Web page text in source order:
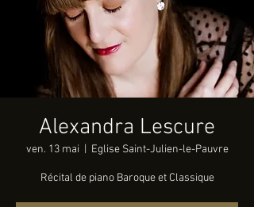
Alexandra Lescure
ven. 13 mai Eglise Saint-Julien-le-Pauvre
Récital de piano Baroque et Classique